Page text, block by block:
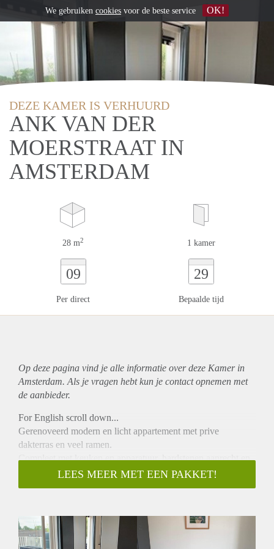
DEZE KAMER IS VERHUURD
ANK VAN DER
MOERSTRAAT IN
AMSTERDAM
28 m2 1 kamer
09
Per direct
29
Bepaalde tijd
Op deze pagina vind je alle informatie over deze Kamer in
Amsterdam. Als je vragen hebt kun je contact opnemen met
de aanbieder.
For English scroll down...
Gerenoveerd modern en licht appartement met prive
dakterras en veel ramen.
Compleet met keuken en apparatuur, hardstenen aanrecht en
combi oven, nieuwe badkamer, wasmachine.
Gelegen aan het water en vlakbij openbaar vervoer.
samengesteld. Onzerzijds wordt echter geen enkele
aansprakelijkheid aanvaard voor enige onvolledigheid,
LEES MEER MET EEN PAKKET!
We gebruiken cookies voor de beste service OK!